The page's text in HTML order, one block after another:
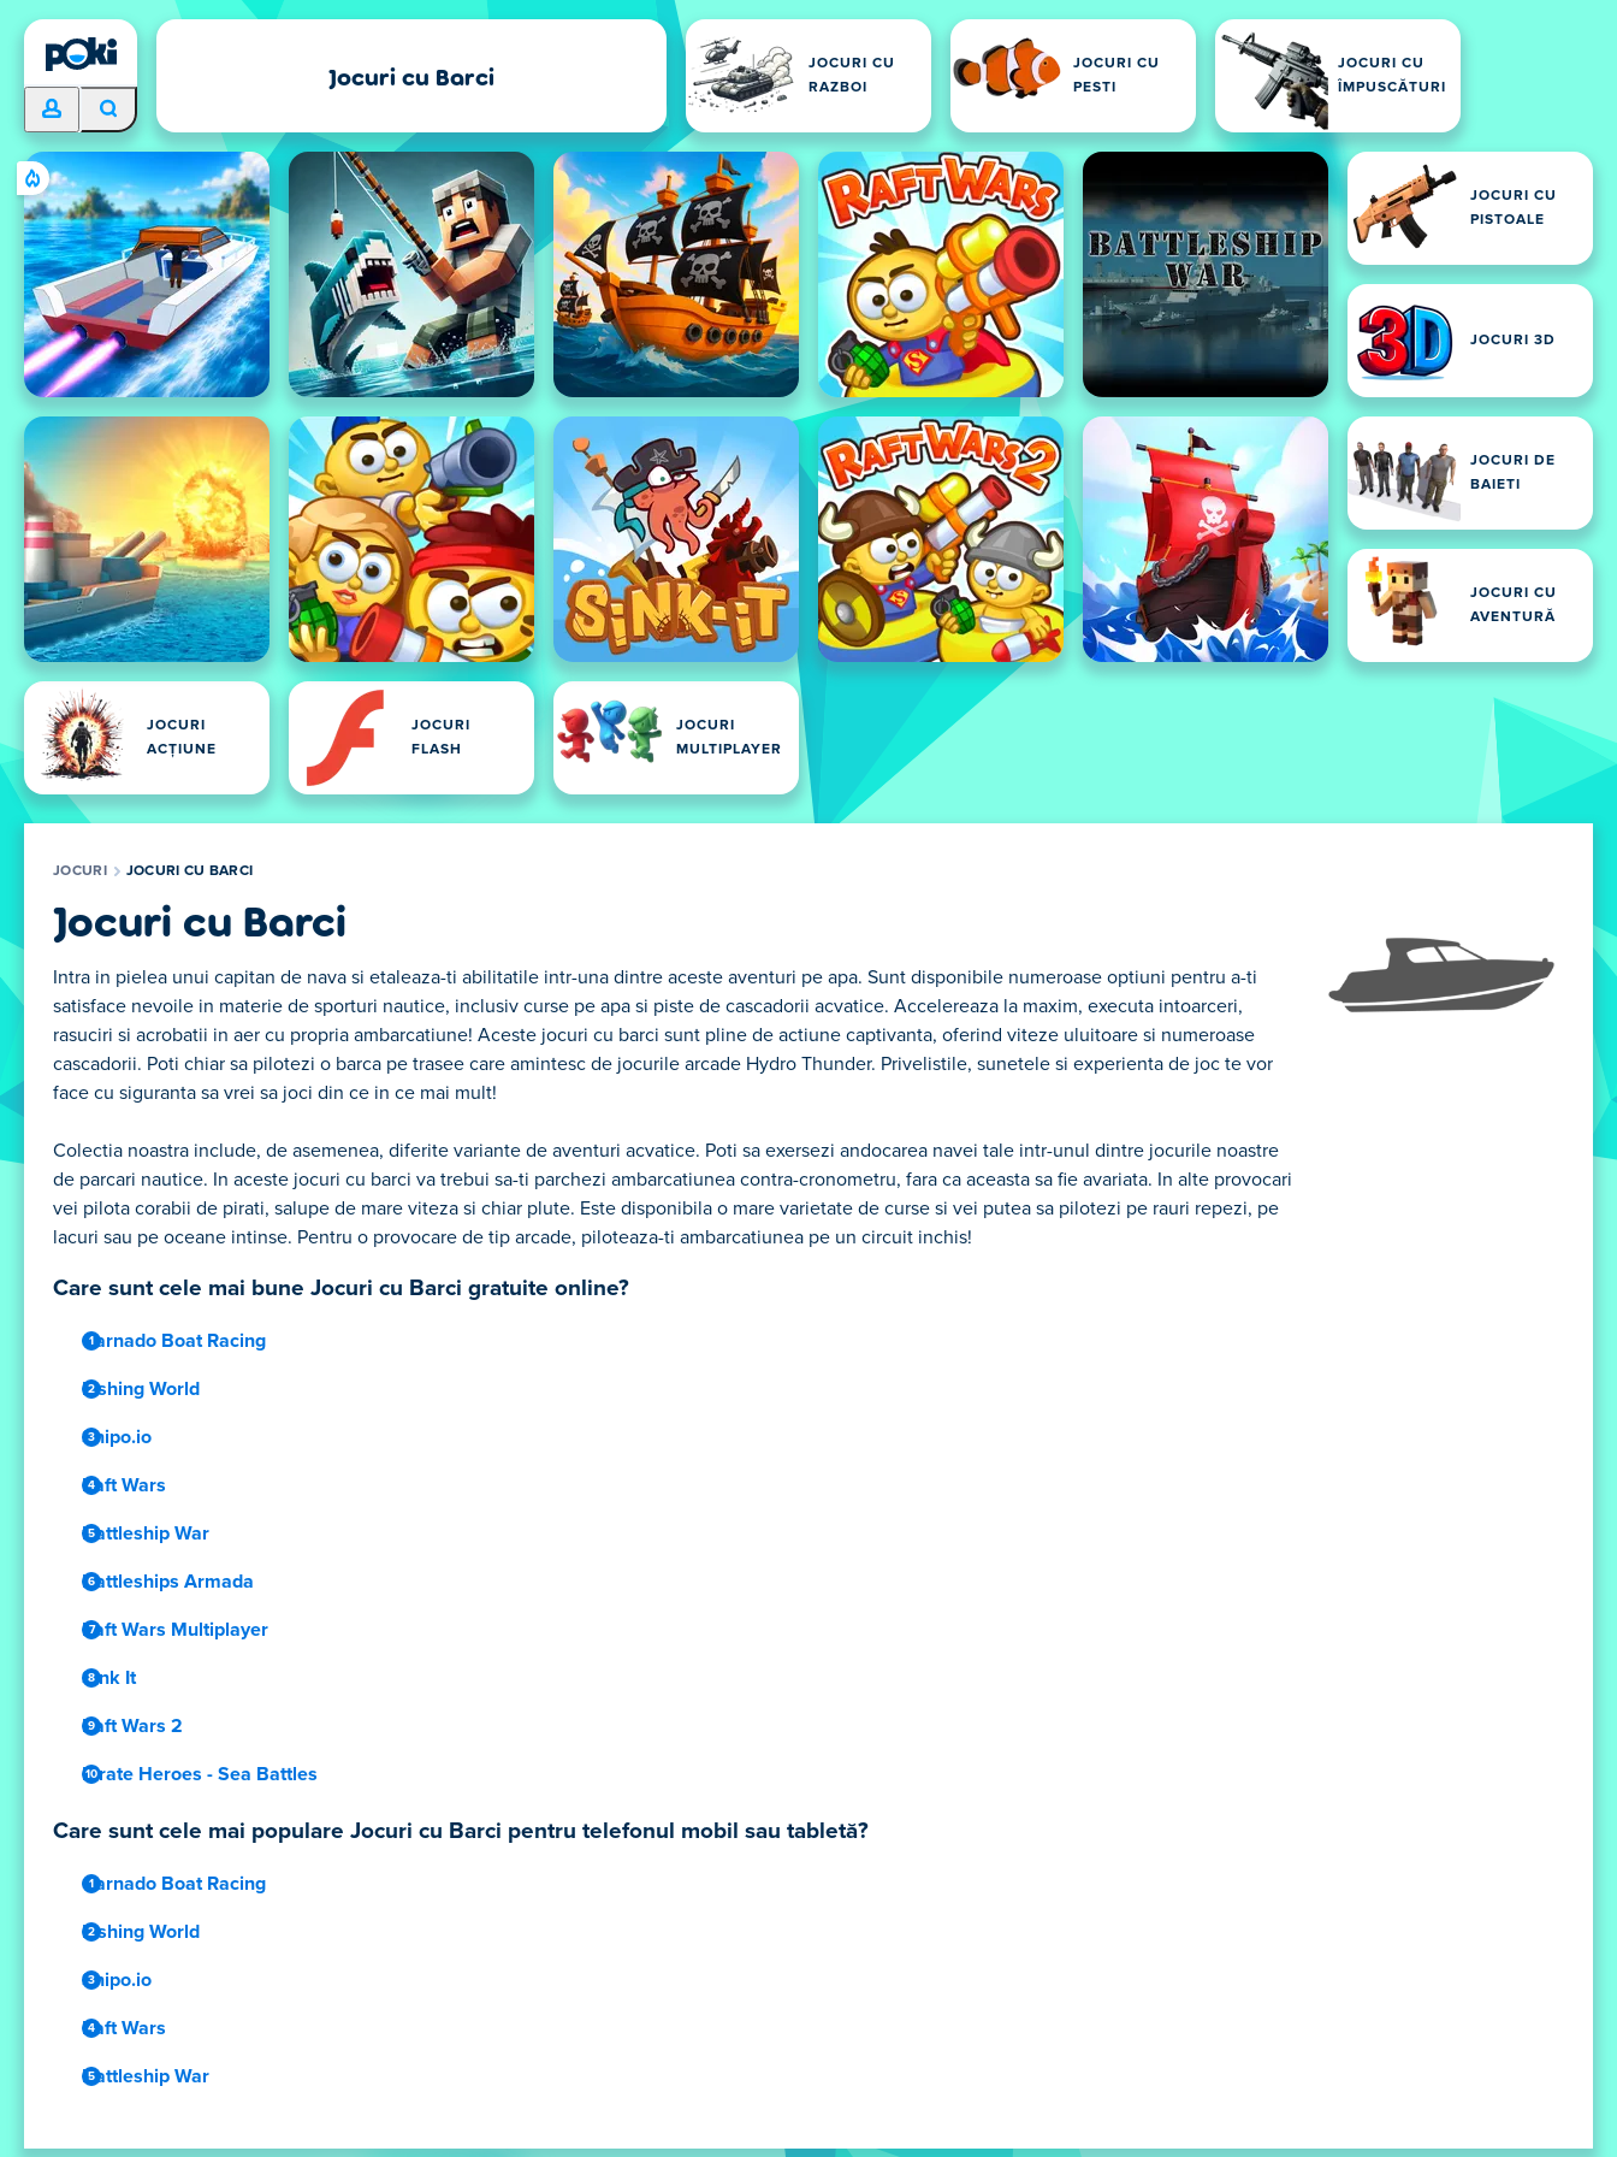
Jocuri cu Barci
JOCURI CU
RAZBOI
JOCURI CU
PESTI
JOCURI CU
ÎMPUSCĂTURI
JOCURI CU
PISTOALE
JOCURI 3D
JOCURI DE
BAIETI
JOCURI CU
AVENTURĂ
JOCURI
ACȚIUNE
JOCURI
FLASH
JOCURI
MULTIPLAYER
JOCURI JOCURI CU BARCI
Jocuri cu Barci
Intra in pielea unui capitan de nava si etaleaza-ti abilitatile intr-una dintre aceste aventuri pe apa. Sunt disponibile numeroase optiuni pentru a-ti
satisface nevoile in materie de sporturi nautice, inclusiv curse pe apa si piste de cascadorii acvatice. Accelereaza la maxim, executa intoarceri,
rasuciri si acrobatii in aer cu propria ambarcatiune! Aceste jocuri cu barci sunt pline de actiune captivanta, oferind viteze uluitoare si numeroase
cascadorii. Poti chiar sa pilotezi o barca pe trasee care amintesc de jocurile arcade Hydro Thunder. Privelistile, sunetele si experienta de joc te vor
face cu siguranta sa vrei sa joci din ce in ce mai mult!
Colectia noastra include, de asemenea, diferite variante de aventuri acvatice. Poti sa exersezi andocarea navei tale intr-unul dintre jocurile noastre
de parcari nautice. In aceste jocuri cu barci va trebui sa-ti parchezi ambarcatiunea contra-cronometru, fara ca aceasta sa fie avariata. In alte provocari
vei pilota corabii de pirati, salupe de mare viteza si chiar plute. Este disponibila o mare varietate de curse si vei putea sa pilotezi pe rauri repezi, pe
lacuri sau pe oceane intinse. Pentru o provocare de tip arcade, piloteaza-ti ambarcatiunea pe un circuit inchis!
Care sunt cele mai bune Jocuri cu Barci gratuite online?
Carnado Boat Racing
Fishing World
Shipo.io
Raft Wars
Battleship War
Battleships Armada
Raft Wars Multiplayer
Sink It
Raft Wars 2
Pirate Heroes - Sea Battles
Care sunt cele mai populare Jocuri cu Barci pentru telefonul mobil sau tabletă?
Carnado Boat Racing
Fishing World
Shipo.io
Raft Wars
Battleship War